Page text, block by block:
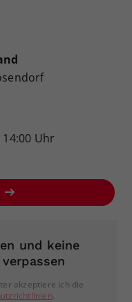
Uhr
und keine
akzeptiere ich die
.